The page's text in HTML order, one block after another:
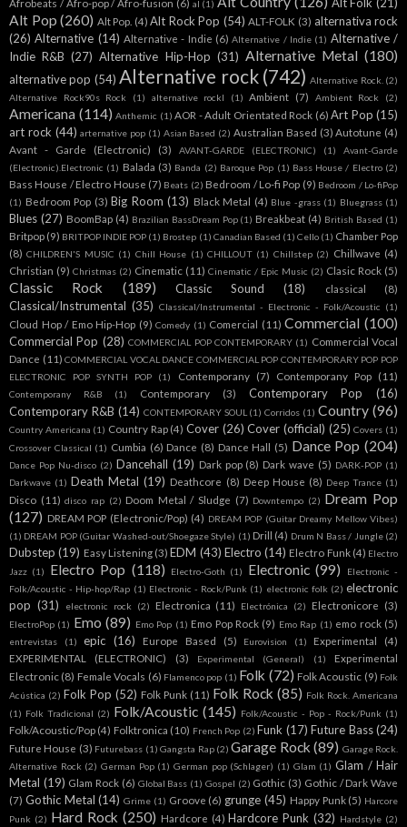
Afrobeats / Afro-pop / Afro-fusion (6) al (1)
Alt Pop (260) Alt Pop. (4) Alt Rock Pop (54) ALT-FOLK (3) alternativa rock
(26) Alternative (14) Alternative - Indie (6) Alternative / Indie (1) Alternative /
Indie R&B (27) Alternative Hip-Hop (31) Alternative Metal (180)
alternative pop (54) Alternative rock (742) Alternative Rock. (2)
Alternative Rock90s Rock
(1) alternative rockl (1) Ambient (7) Ambient Rock (2)
Americana (114) Anthemic (1) AOR - Adult Orientated Rock (6) Art Pop (15)
art rock (44) arternative pop (1) Asian Based (2) Australian Based (3) Autotune (4)
Avant - Garde (Electronic)
(3) AVANT-GARDE (ELECTRONIC) (1)
Avant-Garde
(Electronic).Electronic (1) Balada (3) Banda (2) Baroque Pop (1) Bass House / Electro (2)
Bass House / Electro House (7) Beats (2) Bedroom / Lo-fi Pop (9) Bedroom / Lo-fiPop
(1) Bedroom Pop (3) Big Room (13) Black Metal (4) Blue -grass (1) Bluegrass (1)
Blues (27) BoomBap (4) Brazilian BassDream Pop (1) Breakbeat (4) British Based (1)
Britpop (9) BRITPOP INDIE POP (1) Brostep (1) Canadian Based (1) Cello (1) Chamber Pop
(8) CHILDREN'S MUSIC (1) Chill House (1) CHILLOUT (1) Chillstep (2) Chillwave (4)
Christian (9) Christmas (2) Cinematic (11) Cinematic / Epic Music (2) Clasic Rock (5)
Classic Rock (189) Classic Sound (18) classical (8)
Classical/Instrumental (35) Classical/Instrumental - Electronic - Folk/Acoustic (1)
Cloud Hop / Emo Hip-Hop (9) Comedy (1) Comercial (11) Commercial (100)
Commercial Pop (28) COMMERCIAL POP CONTEMPORARY (1) Commercial Vocal
Dance (11) COMMERCIAL VOCAL DANCE COMMERCIAL POP CONTEMPORARY POP POP
ELECTRONIC POP SYNTH POP
(1) Contemporany (7) Contemporany Pop (11)
Contemporany R&B (1) Contemporary (3) Contemporary Pop
(16)
Contemporary R&B (14) CONTEMPORARY SOUL (1) Corridos (1) Country (96)
Country Americana (1) Country Rap (4) Cover (26) Cover (official) (25) Covers (1)
Crossover Classical (1) Cumbia (6) Dance (8) Dance Hall (5) Dance Pop (204)
Dance Pop Nu-disco (2) Dancehall (19) Dark pop (8) Dark wave (5) DARK-POP (1)
Darkwave (1) Death Metal (19) Deathcore (8) Deep House (8) Deep Trance (1)
Disco (11) disco rap (2) Doom Metal / Sludge (7) Downtempo (2) Dream Pop
(127) DREAM POP (Electronic/Pop) (4) DREAM POP (Guitar Dreamy Mellow Vibes)
(1) DREAM POP (Guitar Washed-out/Shoegaze Style) (1) Drill (4) Drum N Bass / Jungle (2)
Dubstep (19) Easy Listening (3) EDM (43) Electro (14) Electro Funk (4) Electro
Jazz (1) Electro Pop (118) Electro-Goth (1) Electronic (99)
Electronic -
Folk/Acoustic - Hip-hop/Rap (1) Electronic - Rock/Punk (1) electronic folk (2) electronic
pop (31) electronic rock (2) Electronica (11) Electrónica (2) Electronicore (3)
ElectroPop (1) Emo (89) Emo Pop (1) Emo Pop Rock (9) Emo Rap (1) emo rock (5)
entrevistas (1) epic (16) Europe Based (5) Eurovision (1) Experimental
(4)
EXPERIMENTAL (ELECTRONIC)
(3) Experimental (General) (1)
Experimental
Electronic (8) Female Vocals (6) Flamenco pop (1) Folk (72) Folk Acoustic (9) Folk
Acústica (2) Folk Pop (52) Folk Punk (11) Folk Rock (85) Folk Rock. Americana
(1) Folk Tradicional (2) Folk/Acoustic (145) Folk/Acoustic - Pop - Rock/Punk (1)
Folk/Acoustic/Pop (4) Folktronica (10) French Pop (2) Funk (17) Future Bass (24)
Future House (3) Futurebass (1) Gangsta Rap (2) Garage Rock (89) Garage Rock.
Alternative Rock (2) German Pop (1) German pop (Schlager) (1) Glam (1) Glam / Hair
Metal (19) Glam Rock (6) Global Bass (1) Gospel (2) Gothic (3) Gothic / Dark Wave
(7) Gothic Metal (14) Grime (1) Groove (6) grunge (45) Happy Punk (5) Harcore
Punk (2) Hard Rock (250) Hardcore (4) Hardcore Punk (32) Hardstyle (2)